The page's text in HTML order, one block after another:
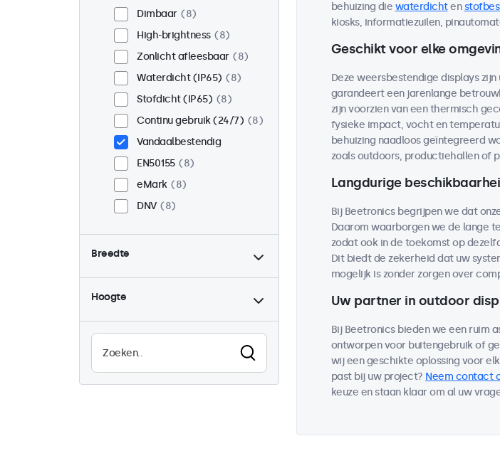
Dimbaar
8
High-brightness
8
Zonlicht afleesbaar
8
Waterdicht (IP65)
8
Stofdicht (IP65)
8
Continu gebruik (24/7)
8
Vandaalbestendig
EN50155
8
eMark
8
DNV
8
Breedte
Hoogte
behuizing die waterdichten
kiosks, informatiezuilen,
Geschikt voor elke
Deze weersbestendige displays
garandeert een jarenlange
zijn voorzien van een thermisch
fysieke impact, vocht en
behuizing naadloos geïntegreerd
zoals outdoors, productiehallen of
Langdurige
Bij Beetronics begrijpen we dat
Daarom waarborgen we de lange
zodat ook in de toekomst op
Dit biedt de zekerheid dat uw
mogelijk is zonder zorgen over
Uw partner in outdoor
Bij Beetronics bieden we een ruim
ontworpen voor buitengebruik of
wij een geschikte oplossing voor
past bij uw project? Neem contact
keuze en staan klaar om al uw